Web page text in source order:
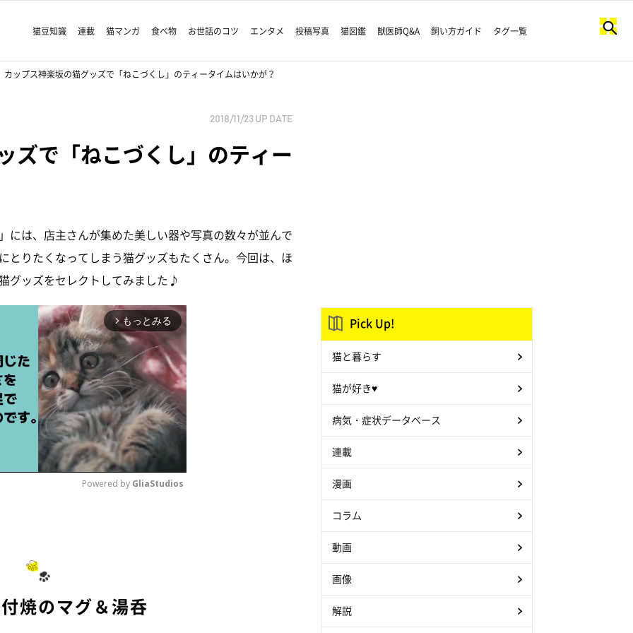
猫豆知識 連載 猫マンガ 食べ物 お世話のコツ エンタメ 投稿写真 猫図鑑 獣医師Q&A 飼い方ガイド タグ一覧
カップス神楽坂の猫グッズで「ねこづくし」のティータイムはいかが？
2018/11/23 UP DATE
ズで「ねこづくし」のティー
には、店主さんが集めた美しい器や写真の数々が並んで
とりたくなってしまう猫グッズもたくさん。今回は、ほ
グッズをセレクトしてみました♪
arrow_forward_ios もっとみる
Powered by GliaStudios
焼のマグ＆湯呑
Pick Up!
猫と暮らす
猫が好き♥
病気・症状データベース
連載
漫画
コラム
動画
画像
解説